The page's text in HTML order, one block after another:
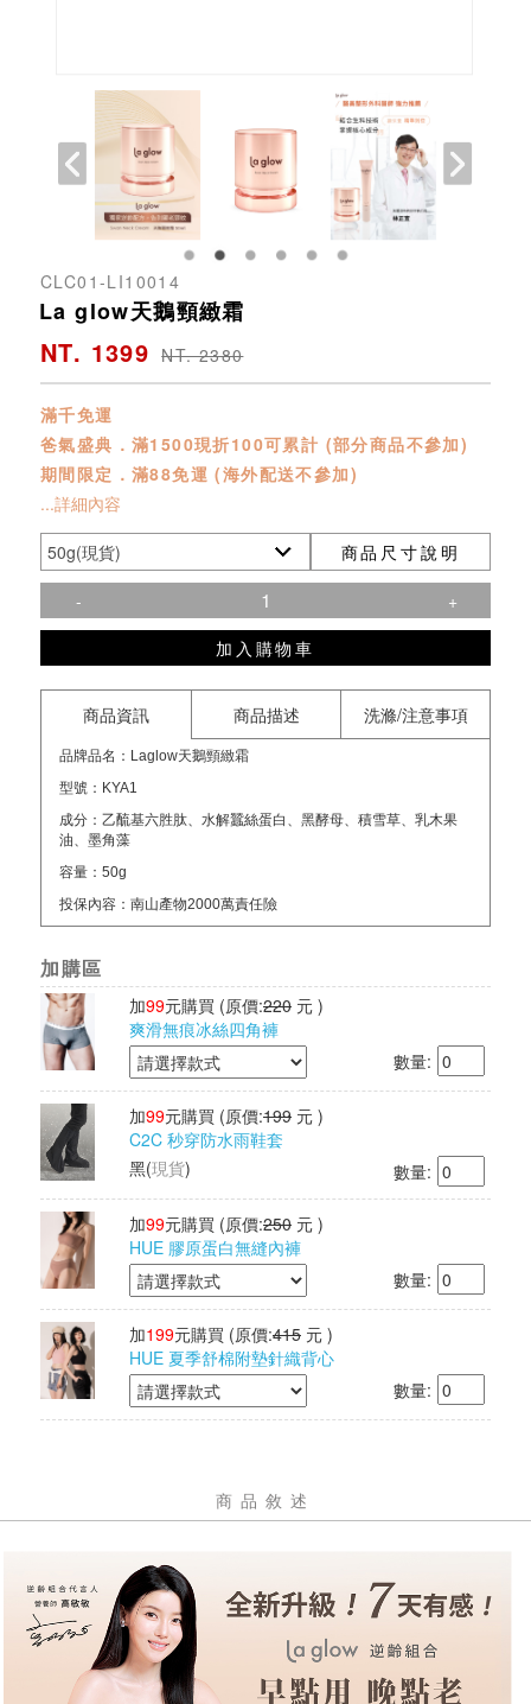
CLC01-LI10014
La glow天鵝頸緻霜
NT. 1399 NT. 2380
滿千免運
爸氣盛典．滿1500現折100可累計 (部分商品不參加)
期間限定．滿88免運 (海外配送不參加)
...詳細內容
商品尺寸說明
-
+
加入購物車
商品資訊 商品描述 洗滌/注意事項
品牌品名：Laglow天鵝頸緻霜
型號：KYA1
成分：乙酼基六胜肽、水解蠶絲蛋白、黑酵母、積雪草、乳木果
油、墨角藻
容量：50g
投保內容：南山產物2000萬責任險
產地：台灣
加購區
加99元購買 (原價:220 元 )
爽滑無痕冰絲四角褲
數量:
加99元購買 (原價:199 元 )
C2C 秒穿防水雨鞋套
黑(現貨) 數量:
加99元購買 (原價:250 元 )
HUE 膠原蛋白無縫內褲
數量:
加199元購買 (原價:415 元 )
HUE 夏季舒棉附墊針織背心
數量:
商品敘述